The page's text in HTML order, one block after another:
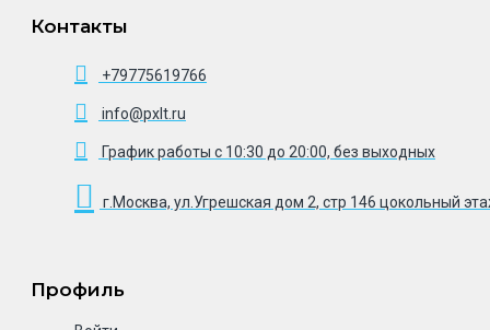
Контакты
+79775619766
info@pxlt.ru
График работы с 10:30 до 20:00, без выходных
г.Москва, ул.Угрешская дом 2, стр 146 цокольный
Профиль